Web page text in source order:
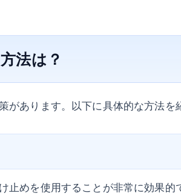
法は？
があります。以下に具体的な方法を
止めを使用することが非常に効果的